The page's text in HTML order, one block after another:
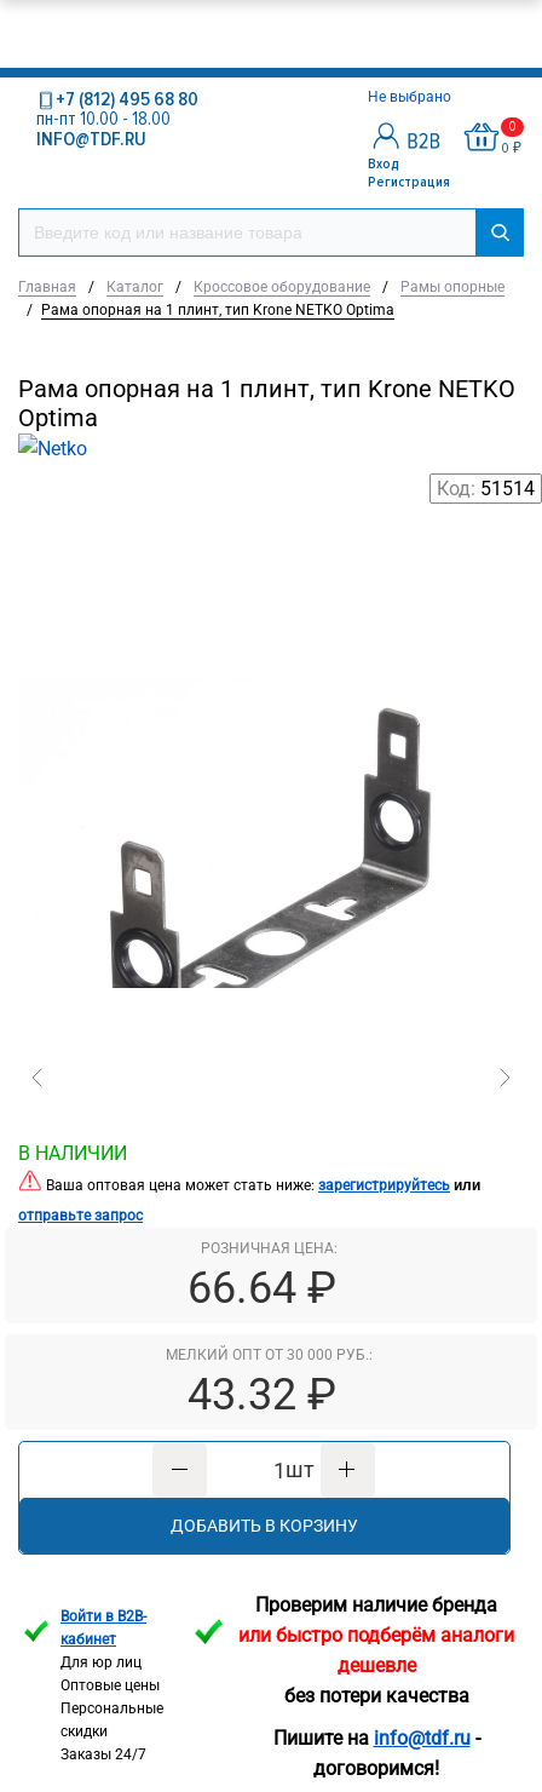
Не выбрано
Вход
Регистрация
0
0 ₽
+7 (812) 495 68 80
пн-пт 10.00 - 18.00
INFO@TDF.RU
Главная / Каталог / Кроссовое оборудование /
Рамы опорные
/
Рама опорная на 1 плинт, тип Krone NETKO Optima
Рама опорная на 1 плинт, тип Krone NETKO
Optima
Код: 51514
В НАЛИЧИИ
Ваша оптовая цена может стать ниже: зарегистрируйтесь или
отправьте запрос
РОЗНИЧНАЯ ЦЕНА:
66.64 ₽
МЕЛКИЙ ОПТ ОТ 30 000 РУБ.:
43.32 ₽
шт
ДОБАВИТЬ В КОРЗИНУ
Войти в B2B-
кабинет
Для юр лиц
Оптовые цены
Персональные
скидки
Заказы 24/7
Проверим наличие бренда
или быстро подберём аналоги
дешевле
без потери качества
Пишите на info@tdf.ru-
договоримся!